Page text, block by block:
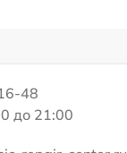
48
до 21:00